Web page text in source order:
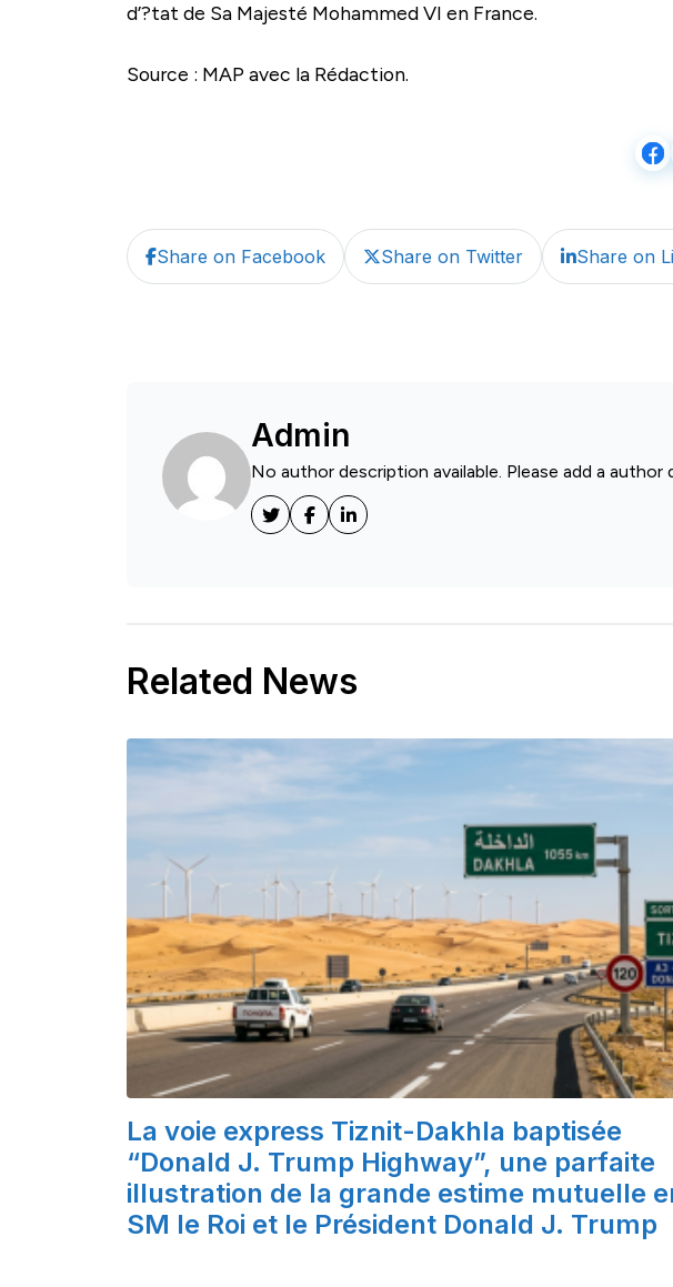
d’?tat de Sa Majesté Mohammed VI en France.
Source : MAP avec la Rédaction.
Share on Facebook Share on Twitter Share on
Admin
No author description available. Please add a
Related News
La voie express Tiznit-Dakhla baptisée
“Donald J. Trump Highway”, une parfaite
illustration de la grande estime mutuelle
SM le Roi et le Président Donald J. Trump